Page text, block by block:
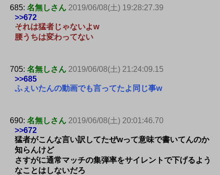
685: 名無しさん 2019/06/08(土) 19:28:27.39
>>672
それは猛者じゃないよw
腰うちは変わってない
705: 名無しさん 2019/06/08(土) 21:24:09.15
>>685
ふぇいたんの動画でも言ってたよ同じ事w
690: 名無しさん 2019/06/08(土) 20:01:46.70
>>672
猛者がこんな言い訳してたぜwって意味で書いてんのか
知らんけど
さすがに通常マッチの集弾率をサイレントで下げるよう
なことはしないだろ